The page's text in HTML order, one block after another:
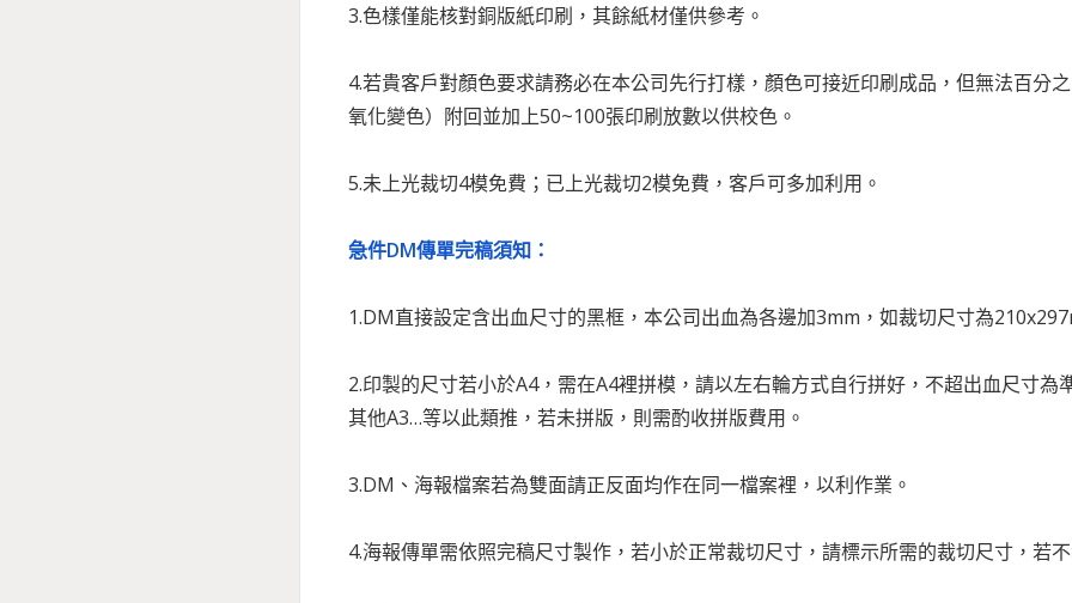
3.色樣僅能核對銅版紙印刷，其餘紙材僅供參考。
4.若貴客戶對顏色要求請務必在本公司先行打樣，顏色可接近印刷成品，但無法百
氧化變色）附回並加上50~100張印刷放數以供校色。
5.未上光裁切4模免費；已上光裁切2模免費，客戶可多加利用。
急件DM傳單完稿須知：
1.DM直接設定含出血尺寸的黑框，本公司出血為各邊加3mm，如裁切尺寸為
2.印製的尺寸若小於A4，需在A4裡拼模，請以左右輪方式自行拼好，不超出血尺寸
其他A3…等以此類推，若未拼版，則需酌收拼版費用。
3.DM、海報檔案若為雙面請正反面均作在同一檔案裡，以利作業。
4.海報傳單需依照完稿尺寸製作，若小於正常裁切尺寸，請標示所需的裁切尺寸，若